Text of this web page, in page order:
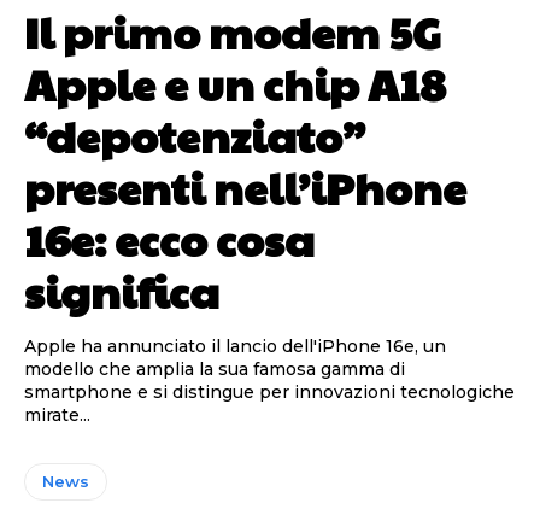
Il primo modem 5G
Apple e un chip A18
“depotenziato”
presenti nell’iPhone
16e: ecco cosa
significa
Apple ha annunciato il lancio dell'iPhone 16e, un
modello che amplia la sua famosa gamma di
smartphone e si distingue per innovazioni tecnologiche
mirate...
News